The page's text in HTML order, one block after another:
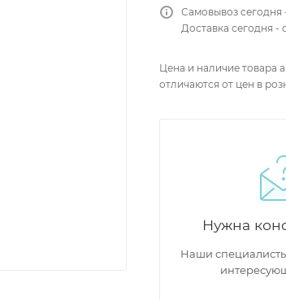
Самовывоз сегодня
Доставка сегодня -
Цена и наличие товара
отличаются от цен в
Нужна
Наши